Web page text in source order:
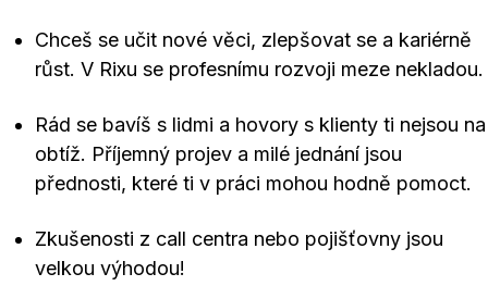
Chceš se učit nové věci, zlepšovat se a kariérně
růst. V Rixu se profesnímu rozvoji meze nekladou.
Rád se bavíš s lidmi a hovory s klienty ti nejsou na
obtíž. Příjemný projev a milé jednání jsou
přednosti, které ti v práci mohou hodně pomoct.
Zkušenosti z call centra nebo pojišťovny jsou
velkou výhodou!